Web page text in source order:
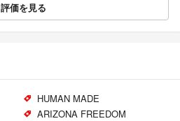
評価を見る
HUMAN MADE
ARIZONA FREEDOM